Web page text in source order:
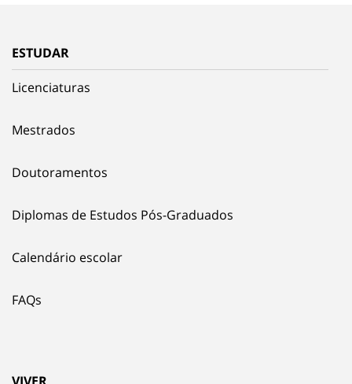
ESTUDAR
Licenciaturas
Mestrados
Doutoramentos
Diplomas de Estudos Pós-Graduados
Calendário escolar
FAQs